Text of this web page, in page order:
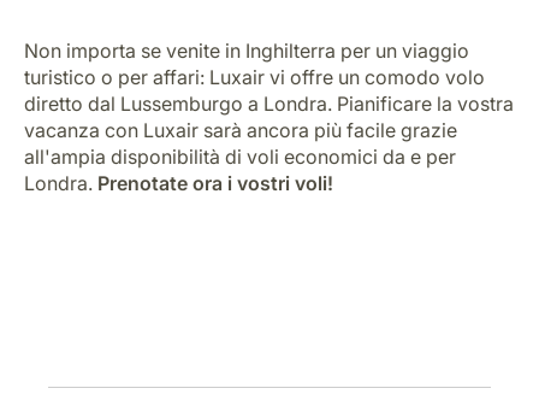
Opportunità di lavoro con Luxair
Non importa se venite in Inghilterra per un viaggio
turistico o per affari: Luxair vi offre un comodo volo
diretto dal Lussemburgo a Londra. Pianificare la vostra
vacanza con Luxair sarà ancora più facile grazie
all'ampia disponibilità di voli economici da e per
Londra. Prenotate ora i vostri voli!